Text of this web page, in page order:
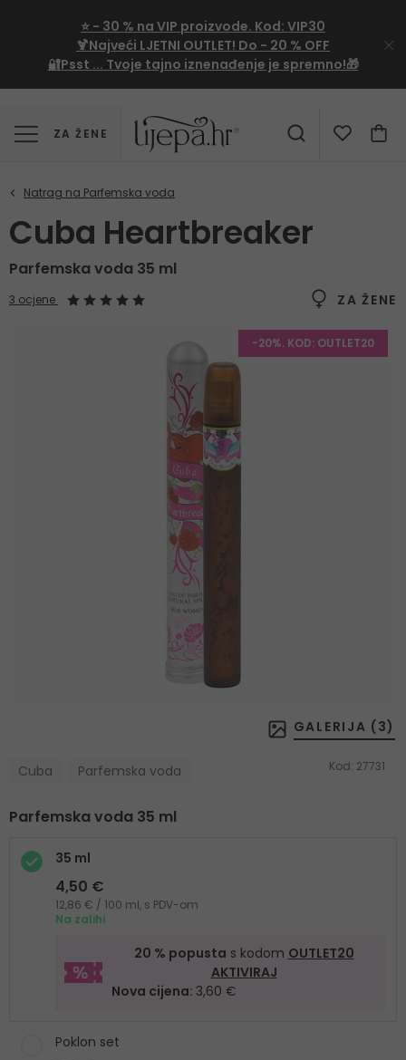
⭐ - 30 % na VIP proizvode. Kod: VIP30
🍹Najveći LJETNI OUTLET! Do - 20 % OFF
🔐Psst ... Tvoje tajno iznenađenje je spremno!🎁
ZA ŽENE
Cuba Heartbreaker
Parfemska voda 35 ml
ZA ŽENE
3 ocjene
-20%. KOD: OUTLET20
GALERIJA ( 3)
Cuba Parfemska voda Kod: 27731
Parfemska voda 35 ml
35 ml
4,50 €
12,86 € / 100 ml, s PDV-om
Na zalihi
20 % popusta s kodom OUTLET20
AKTIVIRAJ
Nova cijena: 3,60 €
Poklon set